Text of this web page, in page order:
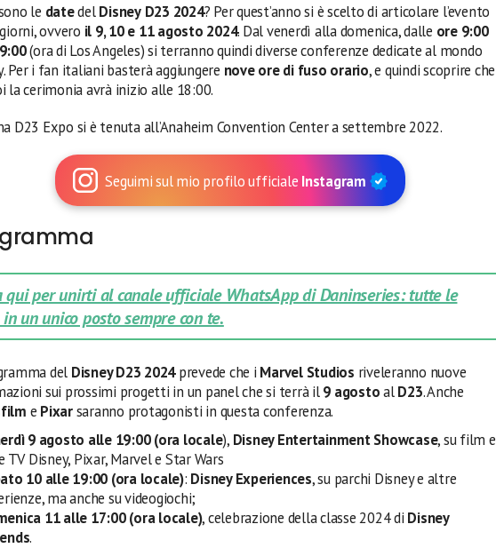
le datedelDisney D23 2024? Per quest’anno si è scelto di articolare l’evento
ovvero il 9, 10 e 11 agosto 2024. Dal venerdì alla domenica, dalle ore 9:00
(ora di Los Angeles) si terranno quindi diverse conferenze dedicate al mondo
Per i fan italiani basterà aggiungere nove ore di fuso orario, e quindi scoprire che
la cerimonia avrà inizio alle 18:00.
D23 Expo si è tenuta all’Anaheim Convention Center a settembre 2022.
Seguimi sul mio profilo ufficiale Instagram
qui per unirti al canale ufficiale WhatsApp di Daninseries: tutte le
un unico posto sempre con te.
del Disney D23 2024prevede che i Marvel Studios riveleranno nuove
sui prossimi progetti in un panel che si terrà il9 agostoalD23. Anche
e Pixarsaranno protagonisti in questa conferenza.
9 agosto alle 19:00 (ora locale), Disney Entertainment Showcase, su film e
TV Disney, Pixar, Marvel e Star Wars
10 alle 19:00 (ora locale): Disney Experiences, su parchi Disney e altre
ma anche su videogiochi;
11 alle 17:00 (ora locale), celebrazione della classe 2024 di Disney
.